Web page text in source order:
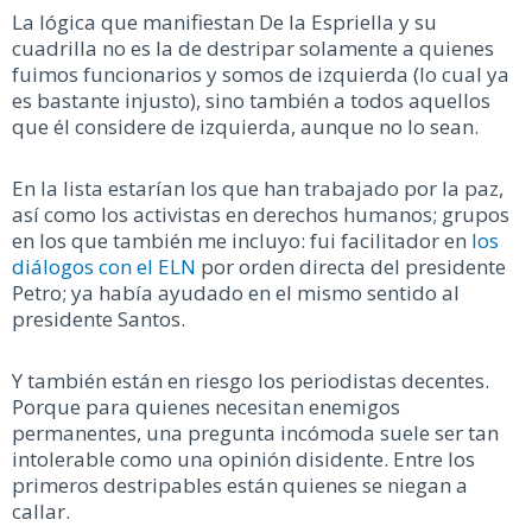
La lógica que manifiestan De la Espriella y su
cuadrilla no es la de destripar solamente a quienes
fuimos funcionarios y somos de izquierda (lo cual ya
es bastante injusto), sino también a todos aquellos
que él considere de izquierda, aunque no lo sean.
En la lista estarían los que han trabajado por la paz,
así como los activistas en derechos humanos; grupos
en los que también me incluyo: fui facilitador en los
diálogos con el ELN por orden directa del presidente
Petro; ya había ayudado en el mismo sentido al
presidente Santos.
Y también están en riesgo los periodistas decentes.
Porque para quienes necesitan enemigos
permanentes, una pregunta incómoda suele ser tan
intolerable como una opinión disidente. Entre los
primeros destripables están quienes se niegan a
callar.